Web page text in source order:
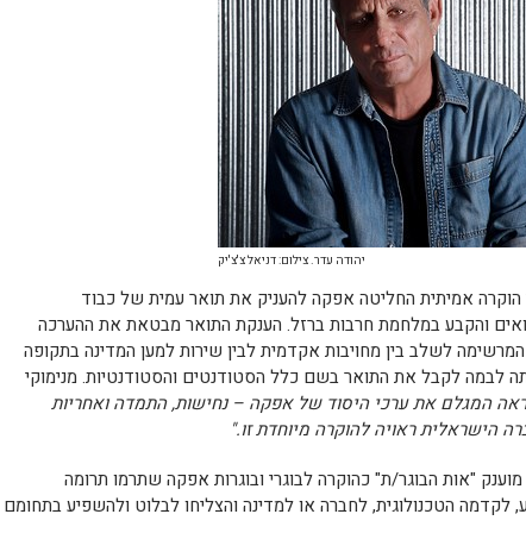
יהודה עדר. צילום: דניאל צ'צ'יק
הוקרה אמיתית החליטה אפקה להעניק את תואר עמית של כבוד
והקבע במלחמת חרבות ברזל. הענקת התואר מבטאת את ההערכה
לשלב בין מחויבות אקדמית לבין שירות למען המדינה בתקופה
לבמה לקבל את התואר בשם כלל הסטודנטים והסטודנטיות. מנימוקי
המגלם את ערכי היסוד של אפקה – נחישות, התמדה ואחריות
הישראלית ראויה להוקרה מיוחדת זו."
"אות הבוגר/ת" כהוקרה לבוגרי ובוגרות אפקה שתרמו תרומה
הטכנולוגית, לחברה או למדינה והצליחו לבלוט ולהשפיע בתחומם